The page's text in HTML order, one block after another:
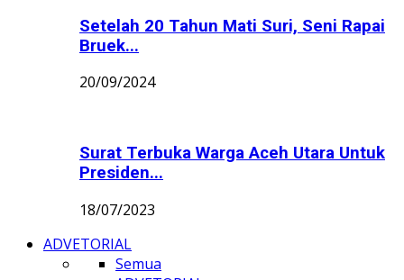
Setelah 20 Tahun Mati Suri, Seni Rapai
Bruek...
20/09/2024
Surat Terbuka Warga Aceh Utara Untuk
Presiden...
18/07/2023
ADVETORIAL
Semua